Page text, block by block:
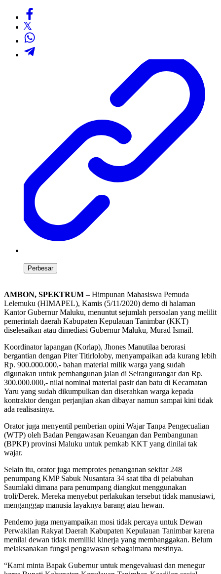
Perbesar
AMBON, SPEKTRUM – Himpunan Mahasiswa Pemuda
Lelemuku (HIMAPEL), Kamis (5/11/2020) demo di halaman
Kantor Gubernur Maluku, menuntut sejumlah persoalan yang melilit
pemerintah daerah Kabupaten Kepulauan Tanimbar (KKT)
diselesaikan atau dimediasi Gubernur Maluku, Murad Ismail.
Koordinator lapangan (Korlap), Jhones Manutilaa berorasi
bergantian dengan Piter Titirloloby, menyampaikan ada kurang lebih
Rp. 900.000.000,- bahan material milik warga yang sudah
digunakan untuk pembangunan jalan di Seirangurangar dan Rp.
300.000.000,- nilai nominal material pasir dan batu di Kecamatan
Yaru yang sudah dikumpulkan dan diserahkan warga kepada
kontraktor dengan perjanjian akan dibayar namun sampai kini tidak
ada realisasinya.
Orator juga menyentil pemberian opini Wajar Tanpa Pengecualian
(WTP) oleh Badan Pengawasan Keuangan dan Pembangunan
(BPKP) provinsi Maluku untuk pemkab KKT yang dinilai tak
wajar.
Selain itu, orator juga memprotes penanganan sekitar 248
penumpang KMP Sabuk Nusantara 34 saat tiba di pelabuhan
Saumlaki dimana para penumpang diangkut menggunakan
troli/Derek. Mereka menyebut perlakukan tersebut tidak manusiawi,
menganggap manusia layaknya barang atau hewan.
Pendemo juga menyampaikan mosi tidak percaya untuk Dewan
Perwakilan Rakyat Daerah Kabupaten Kepulauan Tanimbar karena
menilai dewan tidak memiliki kinerja yang membanggakan. Belum
melaksanakan fungsi pengawasan sebagaimana mestinya.
“Kami minta Bapak Gubernur untuk mengevaluasi dan menegur